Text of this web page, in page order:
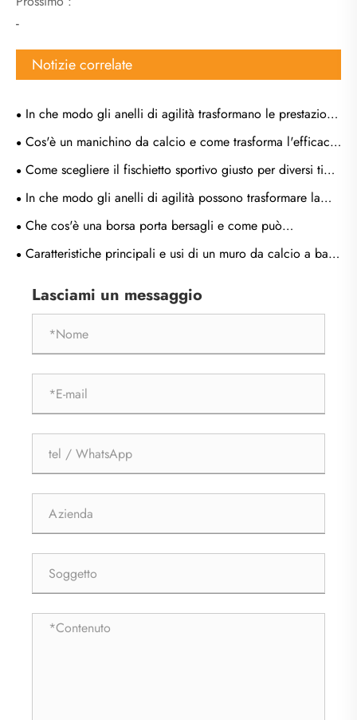
-
Notizie correlate
In che modo gli anelli di agilità trasformano le prestazioni
atletiche e l'efficienza dell'allenamento?
Cos'è un manichino da calcio e come trasforma l'efficacia
dell'allenamento?
Come scegliere il fischietto sportivo giusto per diversi tipi
di giochi?
In che modo gli anelli di agilità possono trasformare la
velocità, la coordinazione e le prestazioni atletiche
Che cos'è una borsa porta bersagli e come può
trasformare il moderno allenamento tattico
Caratteristiche principali e usi di un muro da calcio a base
Lasciami un messaggio